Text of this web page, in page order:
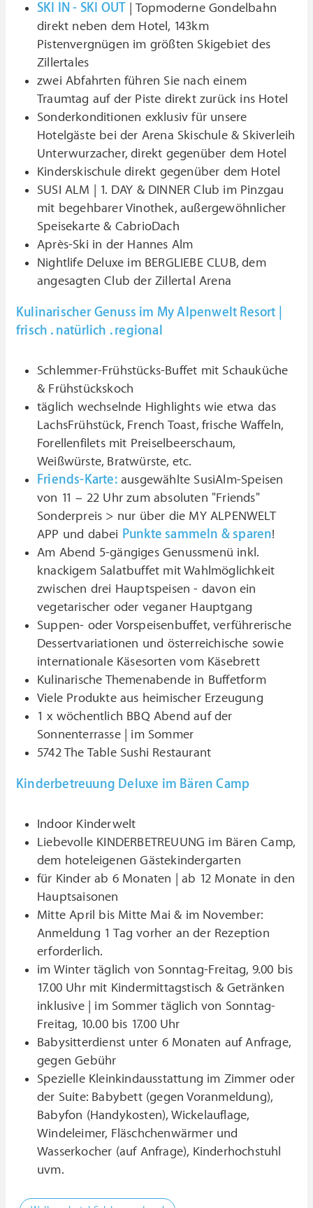
SKI IN - SKI OUT | Topmoderne Gondelbahn
direkt neben dem Hotel, 143km
Pistenvergnügen im größten Skigebiet des
Zillertales
zwei Abfahrten führen Sie nach einem
Traumtag auf der Piste direkt zurück ins Hotel
Sonderkonditionen exklusiv für unsere
Hotelgäste bei der Arena Skischule & Skiverleih
Unterwurzacher, direkt gegenüber dem Hotel
Kinderskischule direkt gegenüber dem Hotel
SUSI ALM | 1. DAY & DINNER Club im Pinzgau
mit begehbarer Vinothek, außergewöhnlicher
Speisekarte & CabrioDach
Après-Ski in der Hannes Alm
Nightlife Deluxe im BERGLIEBE CLUB, dem
angesagten Club der Zillertal Arena
Kulinarischer Genuss im My Alpenwelt Resort |
frisch . natürlich . regional
Schlemmer-Frühstücks-Buffet mit Schauküche
& Frühstückskoch
täglich wechselnde Highlights wie etwa das
LachsFrühstück, French Toast, frische Waffeln,
Forellenfilets mit Preiselbeerschaum,
Weißwürste, Bratwürste, etc.
Friends-Karte:ausgewählte SusiAlm-Speisen
von 11 – 22 Uhr zum absoluten "Friends"
Sonderpreis > nur über die MY ALPENWELT
APP und dabei Punkte sammeln & sparen!
Am Abend 5-gängiges Genussmenü inkl.
knackigem Salatbuffet mit Wahlmöglichkeit
zwischen drei Hauptspeisen - davon ein
vegetarischer oder veganer Hauptgang
Suppen- oder Vorspeisenbuffet, verführerische
Dessertvariationen und österreichische sowie
internationale Käsesorten vom Käsebrett
Kulinarische Themenabende in Buffetform
Viele Produkte aus heimischer Erzeugung
1 x wöchentlich BBQ Abend auf der
Sonnenterrasse | im Sommer
5742 The Table Sushi Restaurant
Kinderbetreuung Deluxe im Bären Camp
Indoor Kinderwelt
Liebevolle KINDERBETREUUNG im Bären Camp,
dem hoteleigenen Gästekindergarten
für Kinder ab 6 Monaten | ab 12 Monate in den
Hauptsaisonen
Mitte April bis Mitte Mai & im November:
Anmeldung 1 Tag vorher an der Rezeption
erforderlich.
im Winter täglich von Sonntag-Freitag, 9.00 bis
17.00 Uhr mit Kindermittagstisch & Getränken
inklusive | im Sommer täglich von Sonntag-
Freitag, 10.00 bis 17.00 Uhr
Babysitterdienst unter 6 Monaten auf Anfrage,
gegen Gebühr
Spezielle Kleinkindausstattung im Zimmer oder
der Suite: Babybett (gegen Voranmeldung),
Babyfon (Handykosten), Wickelauflage,
Windeleimer, Fläschchenwärmer und
Wasserkocher (auf Anfrage), Kinderhochstuhl
uvm.